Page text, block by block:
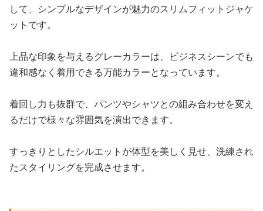
して、シンプルなデザインが魅力のスリムフィットジャケ
ットです。
上品な印象を与えるグレーカラーは、ビジネスシーンでも
違和感なく着用できる万能カラーとなっています。
着回し力も抜群で、パンツやシャツとの組み合わせを変え
るだけで様々な雰囲気を演出できます。
すっきりとしたシルエットが体型を美しく見せ、洗練され
たスタイリングを完成させます。